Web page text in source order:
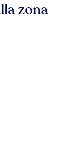
zona